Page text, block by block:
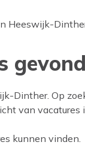
Heeswijk-
Dinther. Op
van vacatures
kunnen vinden.